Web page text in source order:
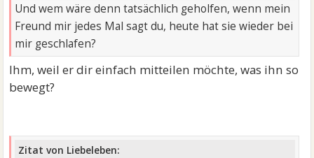
Und wem wäre denn tatsächlich geholfen, wenn mein
Freund mir jedes Mal sagt du, heute hat sie wieder bei
mir geschlafen?
Ihm, weil er dir einfach mitteilen möchte, was ihn so
bewegt?
Zitat von Liebeleben: